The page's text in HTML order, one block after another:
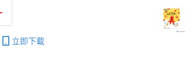
立即下載